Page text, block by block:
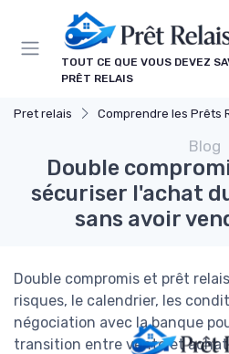
TOUT CE QUE VOUS DEVEZ
PRÊT RELAIS
Pret relais Comprendre les Prêts
Blog
Double
sécuriser l'achat
sans avoir
Double compromis et prêt
risques, le calendrier, les
négociation avec la banque
transition entre vente et achat
Panneau de gestion des cookies